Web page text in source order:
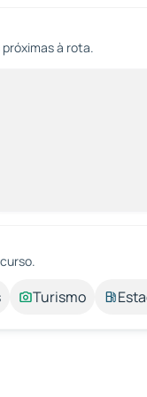
à rota.
Turismo